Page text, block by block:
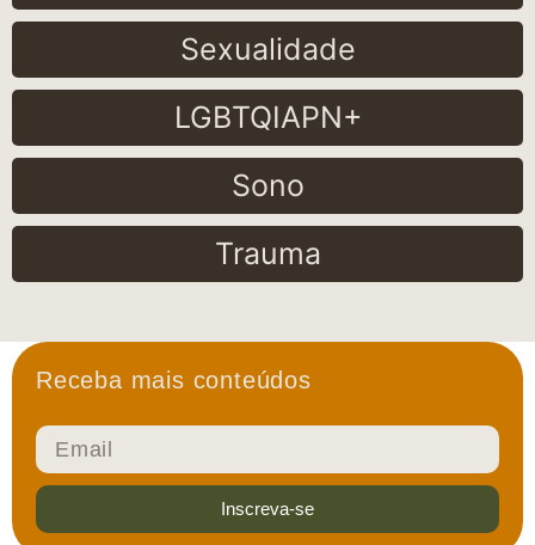
Sexualidade
LGBTQIAPN+
Sono
Trauma
Receba mais conteúdos
Inscreva-se